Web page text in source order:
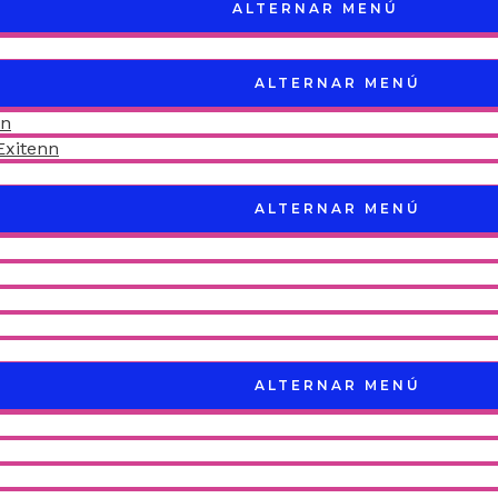
ALTERNAR MENÚ
ALTERNAR MENÚ
ALTERNAR MENÚ
ALTERNAR MENÚ